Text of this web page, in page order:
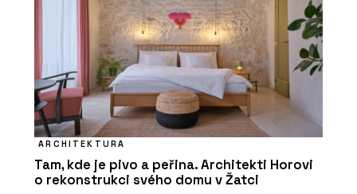
ARCHITEKTURA
Tam, kde je pivo a peřina. Architekti Horovi
o rekonstrukci svého domu v Žatci